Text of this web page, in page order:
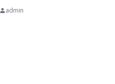
admin